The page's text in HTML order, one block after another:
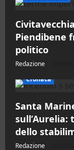
Piendibene
politico
Redazione
Cronaca
Santa
sull’Aurelia:
dello
Redazione